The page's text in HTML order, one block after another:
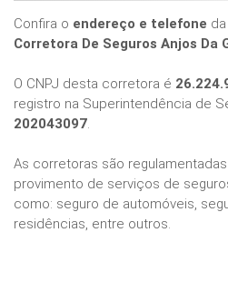
Confira o endereço e telefone
Corretora De Seguros Anjos Da
O CNPJ desta corretora é
registro na Superintendência de
202043097.
As corretoras são
provimento de serviços de
como: seguro de automóveis,
residências, entre outros.